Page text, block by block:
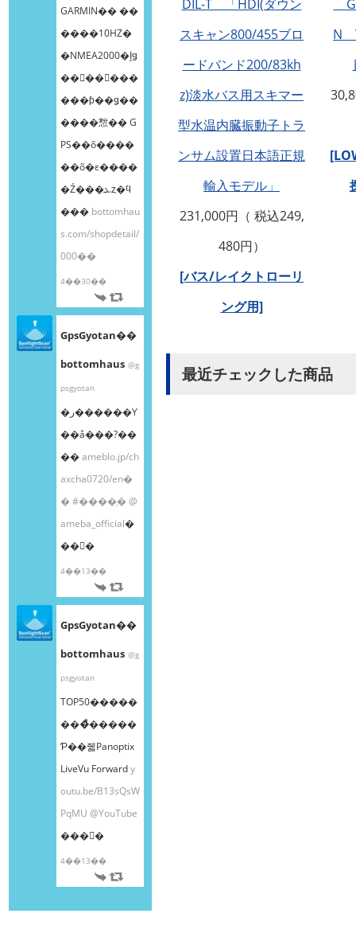
GARMIN�� ��
����10HZ�
�NMEA2000�إǥ
��󥰥��󥵡���
���ƥ��ǥ��
����㥹�� G
PS��õ����
��õ�ε����
�Ź���ܥȥ�ϥ
��� bottomhau
s.com/shopdetail/
000��
4��30��
GpsGyotan��
bottomhaus @g
psgyotan
�ر������Υ
��å���?��
��ameblo.jp/ch
axcha0720/en�
�#����֥�@
ameba_official�
��󤫤�
4��13��
GpsGyotan��
bottomhaus @g
psgyotan
TOP50�����
���ͤ�����
Ƥ��줿Panoptix
LiveVu Forwardy
outu.be/B13sQsW
PqMU @YouTube
���󤫤�
4��13��
DIL-T 「HDI(ダウン
スキャン800/455ブロ
ードバンド200/83kh
z)淡水バス用スキマー
型水温内臓振動子トラ
ンサム設置日本語正規
輸入モデル」
231,000円（ 税込249,
480円）
[バス/レイクトローリ
ング用]
N
最近チェックした商品